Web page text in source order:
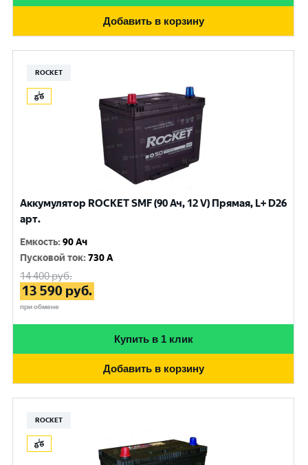
Добавить в корзину
ROCKET
Аккумулятор ROCKET SMF (90 Ач, 12 V) Прямая, L+ D26
арт.
Емкость:90 Ач
Пусковой ток:730 A
14 400руб.
13 590 руб.
при обмене
Купить в 1 клик
Добавить в корзину
ROCKET